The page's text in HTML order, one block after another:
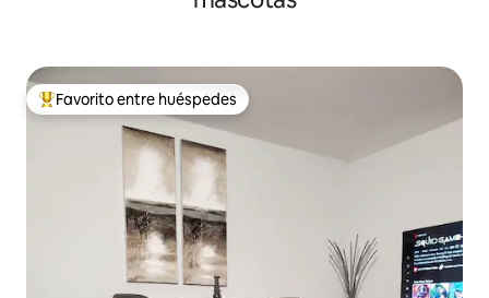
Favorito entre huéspedes preferido
Favorito entre huéspedes